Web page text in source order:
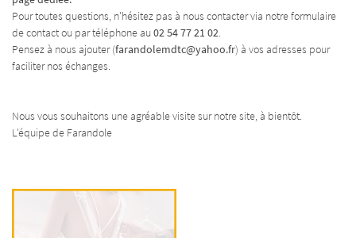
En cochant cette case, vous consentez à recevoir nos propositions commerciales à l'adresse
email indiqué ci-dessus. Vous pouvez vous désinscrire à tout moment en utilisantle
formulaire de désinscription.
Pour toutes questions, n'hésitez pas à nous contacter via notre formulaire
de contact ou par téléphone au02 54 77 21 02.
Pensez à nous ajouter (farandolemdtc@yahoo.fr) à vos adresses pour
faciliter nos échanges.
Nous vous souhaitons une agréable visite sur notre site, à bientôt.
L'équipe de Farandole